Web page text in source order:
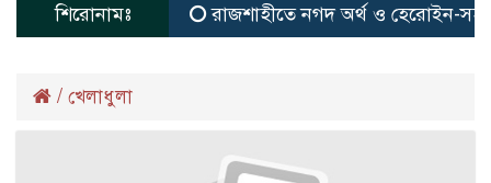
শিরোনামঃ রাজশাহীতে নগদ অর্থ ও হেরোইন-সহ
/ খেলাধুলা